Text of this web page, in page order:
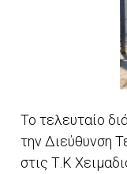
Το τελευταίο
την Διεύθυνση
στις Τ.Κ